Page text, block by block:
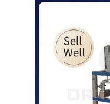
PRIVACY